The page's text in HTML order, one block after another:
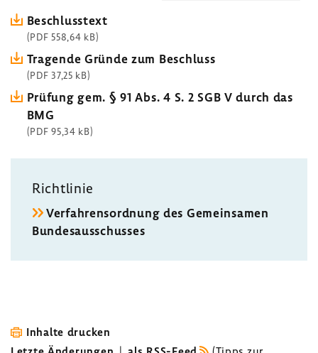
Beschluss­text
(PDF 558,64 kB)
Tragende Gründe zum Beschluss
(PDF 37,25 kB)
Prüfung gem. § 91 Abs. 4 S. 2 SGB V durch das
BMG
(PDF 95,34 kB)
Richt­linie
Verfah­rens­ord­nung des Gemein­samen
Bundes­aus­schusses
Inhalte drucken